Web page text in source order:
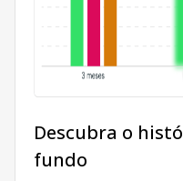
Descubra o
fundo